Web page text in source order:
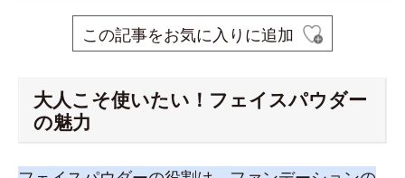
この記事をお気に入りに追加
大人こそ使いたい！フェイスパウダー
の魅力